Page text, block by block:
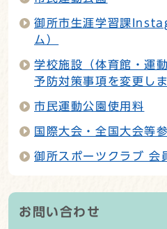
御所市生涯学習課
ム）
学校施設（体育館・運
予防対策事項を変更し
市民運動公園使用料
国際大会・全国大会等
御所スポーツクラブ 会
お問い合わせ